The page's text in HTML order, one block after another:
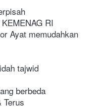
RI
Ayat memudahkan
tajwid
berbeda
Terus